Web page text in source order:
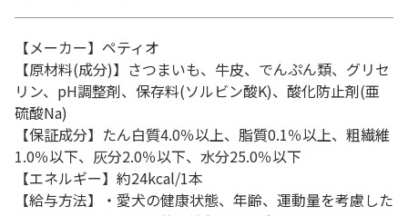
【メーカー】ペティオ
【原材料(成分)】さつまいも、牛皮、でんぷん類、グリセ
リン、pH調整剤、保存料(ソルビン酸K)、酸化防止剤(亜
硫酸Na)
【保証成分】たん白質4.0％以上、脂質0.1％以上、粗繊維
1.0％以下、灰分2.0％以下、水分25.0％以下
【エネルギー】約24kcal/1本
【給与方法】・愛犬の健康状態、年齢、運動量を考慮した